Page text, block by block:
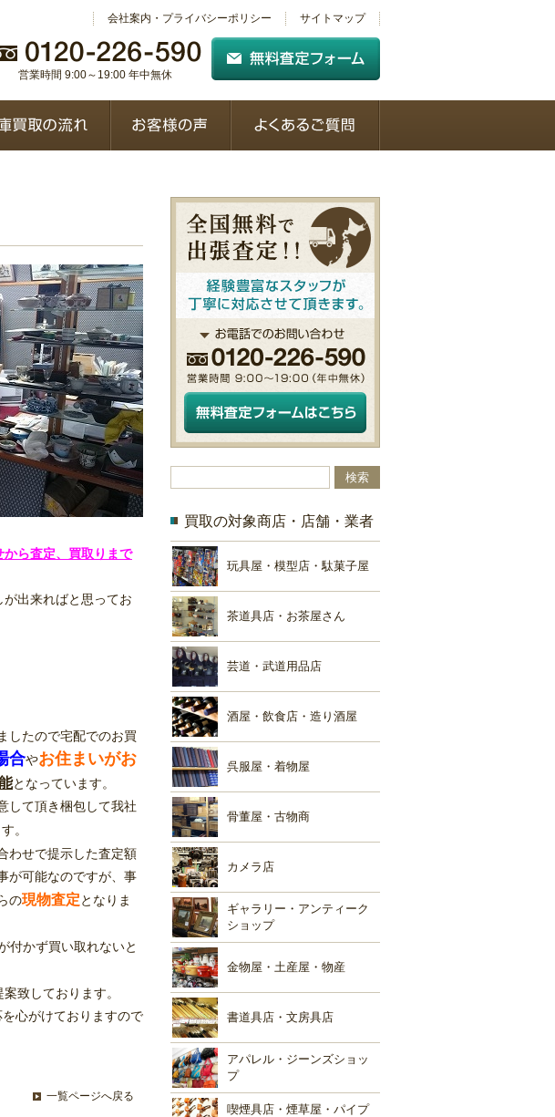
会社案内・プライバシーポリシー サイトマップ
営業時間 9:00～19:00 年中無休
から査定、買取りまで
出来ればと思ってお
したので宅配でのお買
合やお住まいがお
となっています。
して頂き梱包して我社
。
わせで提示した査定額
が可能なのですが、事
の現物査定となりま
付かず買い取れないと
致しております。
心がけておりますので
一覧ページへ戻る
買取の対象商店・店舗・業者
玩具屋・模型店・駄菓子屋
茶道具店・お茶屋さん
芸道・武道用品店
酒屋・飲食店・造り酒屋
呉服屋・着物屋
骨董屋・古物商
カメラ店
ギャラリー・アンティーク
ショップ
金物屋・土産屋・物産
書道具店・文房具店
アパレル・ジーンズショッ
プ
喫煙具店・煙草屋・パイプ